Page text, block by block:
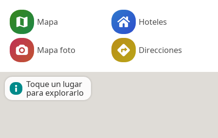
Mapa Hoteles
Mapa foto Direcciones
Toque un lugar
para explorarlo